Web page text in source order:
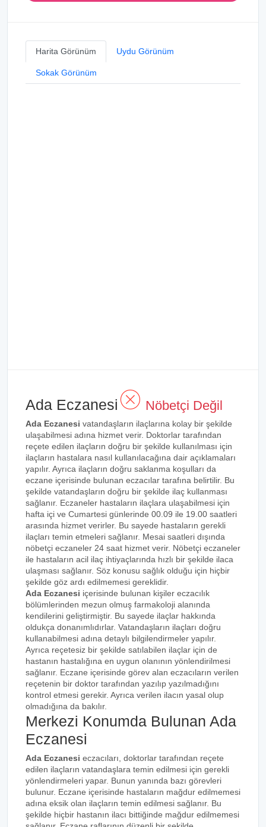
Harita Görünüm Uydu Görünüm
Sokak Görünüm
Ada Eczanesi Nöbetçi Değil
Ada Eczanesi vatandaşların ilaçlarına kolay bir şekilde
ulaşabilmesi adına hizmet verir. Doktorlar tarafından
reçete edilen ilaçların doğru bir şekilde kullanılması için
ilaçların hastalara nasıl kullanılacağına dair açıklamaları
yapılır. Ayrıca ilaçların doğru saklanma koşulları da
eczane içerisinde bulunan eczacılar tarafına belirtilir. Bu
şekilde vatandaşların doğru bir şekilde ilaç kullanması
sağlanır. Eczaneler hastaların ilaçlara ulaşabilmesi için
hafta içi ve Cumartesi günlerinde 00.09 ile 19.00 saatleri
arasında hizmet verirler. Bu sayede hastaların gerekli
ilaçları temin etmeleri sağlanır. Mesai saatleri dışında
nöbetçi eczaneler 24 saat hizmet verir. Nöbetçi eczaneler
ile hastaların acil ilaç ihtiyaçlarında hızlı bir şekilde ilaca
ulaşması sağlanır. Söz konusu sağlık olduğu için hiçbir
şekilde göz ardı edilmemesi gereklidir.
Ada Eczanesi içerisinde bulunan kişiler eczacılık
bölümlerinden mezun olmuş farmakoloji alanında
kendilerini geliştirmiştir. Bu sayede ilaçlar hakkında
oldukça donanımlıdırlar. Vatandaşların ilaçları doğru
kullanabilmesi adına detaylı bilgilendirmeler yapılır.
Ayrıca reçetesiz bir şekilde satılabilen ilaçlar için de
hastanın hastalığına en uygun olanının yönlendirilmesi
sağlanır. Eczane içerisinde görev alan eczacıların verilen
reçetenin bir doktor tarafından yazılıp yazılmadığını
kontrol etmesi gerekir. Ayrıca verilen ilacın yasal olup
olmadığına da bakılır.
Merkezi Konumda Bulunan Ada
Eczanesi
Ada Eczanesi eczacıları, doktorlar tarafından reçete
edilen ilaçların vatandaşlara temin edilmesi için gerekli
yönlendirmeleri yapar. Bunun yanında bazı görevleri
bulunur. Eczane içerisinde hastaların mağdur edilmemesi
adına eksik olan ilaçların temin edilmesi sağlanır. Bu
şekilde hiçbir hastanın ilacı bittiğinde mağdur edilmemesi